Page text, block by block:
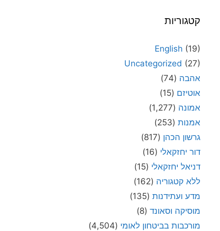
קטגוריות
English (19)
Uncategorized (27)
אהבה (74)
אוטיזם (15)
אמונה (1,277)
אמנות (253)
גרשון הכהן (817)
דור יחזקאלי (16)
דניאל יחזקאלי (15)
ללא קטגוריה (162)
מדע ועתידנות (135)
מוסיקה וסאונד (8)
מורכבות בביטחון לאומי (4,504)